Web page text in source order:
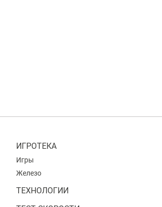
ИГРОТЕКА
Игры
Железо
ТЕХНОЛОГИИ